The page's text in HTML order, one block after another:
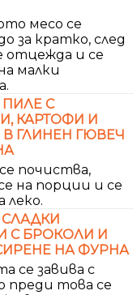
месо се
за кратко, след
отцежда и се
малки
С
КАРТОФИ И
ГЛИНЕН ГЮВЕЧ
почиства,
на порции и се
леко.
С БРОКОЛИ И
НА ФУРНА
се завива с
преди това се